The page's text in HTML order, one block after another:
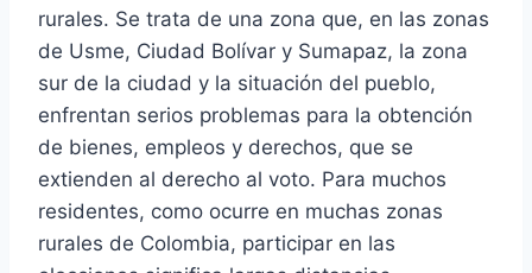
rurales. Se trata de una zona que, en las zonas
de Usme, Ciudad Bolívar y Sumapaz, la zona
sur de la ciudad y la situación del pueblo,
enfrentan serios problemas para la obtención
de bienes, empleos y derechos, que se
extienden al derecho al voto. Para muchos
residentes, como ocurre en muchas zonas
rurales de Colombia, participar en las